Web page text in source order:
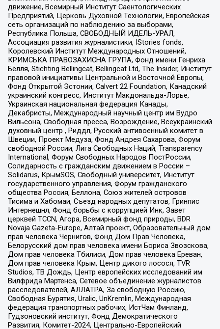
движение, Всемирный Институт Саентологических
Предприятий, Церковь Духовной Технологии, Европейская
сеть организаций по наблюдению за выборами,
Республика Польша, СВОБОДНЫЙ ИДЕЛЬ-УРАЛ,
Ассоциация развития журналистики, IStories fonds,
Королевский Институт Международных Отношений,
КРИМСЬКА ПРАВОЗАХИСНА ГРУПА, Фонд имени Генриха
Бёлля, Stichting Bellingcat, Bellingcat Ltd, The Insider, Институт
правовой инициативы Центральной и Восточной Европы,
Фонд Открытой Эстонии, Calvert 22 Foundation, Канадский
украинский конгресс, Институт Макдональда-Лорье,
Украинская национальная федерация Канады,
Декабристы, Международный научный центр им Вудро
Вильсона, Свободная пресса, Возрождение, Всеукраинский
духовный центр , Риддл, Русский антивоенный комитет в
Швеции, Проект Медуза, Фонд Андрея Сахарова, Форум
свободной России, Лига Свободных Наций, Transparеncy
International, Форум Свободных Народов ПостРоссии,
Солидарность с гражданским движением в России –
Solidarus, КрымSOS, Свободный университет, Институт
государственного управления, Форум гражданского
общества Россия, Беллона, Союз жителей островов
Тисима и Хабомаи, Съезд народных депутатов, Гринпис
Интернешнл, Фонд борьбы с коррупцией Инк, Завет
церквей TCCN, Агора, Всемирный фонд природы, BDR
Novaja Gazeta-Europe, Алтай проект, Образовательный дом
прав человека Чернигов, Фонд Дом Прав Человека,
Белорусский дом прав человека имени Бориса Звозскова,
Дом прав человека Тбилиси, Дом прав человека Ереван,
Дом прав человека Крым, Центр дикого лосося, TVR
Studios, ТВ Дождь, Центр европейских исследований им
Вилфрида Мартенса, Сетевое объединение журналистов
расследователей, АЛЛАТРА, За свободную Россию,
Свободная Бурятия, Uralic, UnKremlin, Международная
федерация транспортных рабочих, ИстЧам Финланд,
Гудзоновский институт, Фонд Демократического
Развития, Комитет-2024, Центрально-Европейский